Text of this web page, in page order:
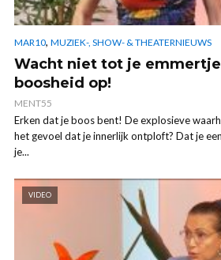
MAR10, MUZIEK-, SHOW- & THEATERNIEUWS
Wacht niet tot je
boosheid op!
MENT55
Erken dat je boos bent! De explosieve
het gevoel dat je innerlijk ontploft? Dat je
je...
VIDEO